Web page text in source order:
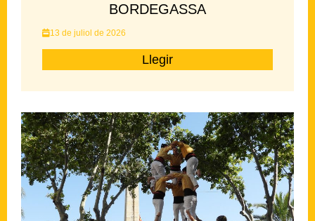
BORDEGASSA
13 de juliol de 2026
Llegir